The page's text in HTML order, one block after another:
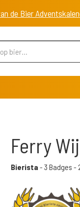
de Bier
Ferry
Bierista - 3 Badges -